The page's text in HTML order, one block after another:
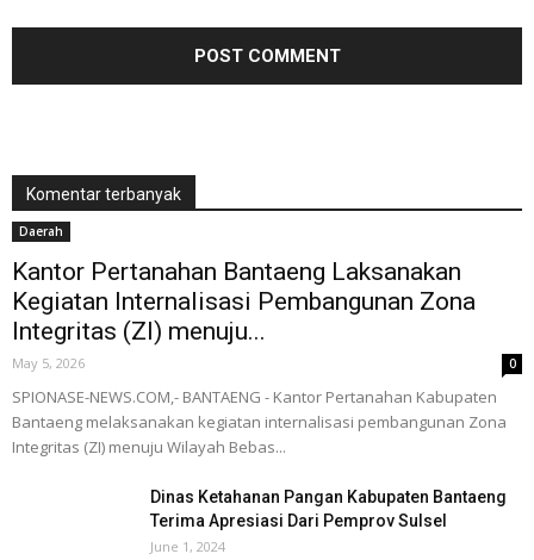
Komentar terbanyak
Daerah
Kantor Pertanahan Bantaeng Laksanakan
Kegiatan Internalisasi Pembangunan Zona
Integritas (ZI) menuju...
May 5, 2026 0
SPIONASE-NEWS.COM,- BANTAENG - Kantor Pertanahan Kabupaten
Bantaeng melaksanakan kegiatan internalisasi pembangunan Zona
Integritas (ZI) menuju Wilayah Bebas...
Dinas Ketahanan Pangan Kabupaten Bantaeng
Terima Apresiasi Dari Pemprov Sulsel
June 1, 2024